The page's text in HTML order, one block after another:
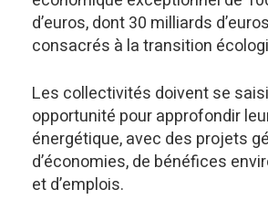
d’euros, dont 30 milliards
consacrés à la transition
Les collectivités doivent se
opportunité pour approfondir
énergétique, avec des projets
d’économies, de bénéfices
et d’emplois.